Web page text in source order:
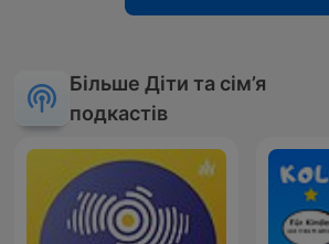
Більше Діти та сім’я
подкастів